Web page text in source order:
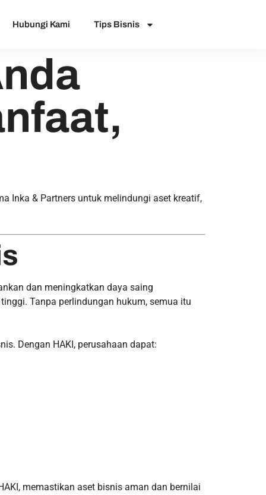
Hubungi Kami Tips Bisnis
Inka & Partners untuk melindungi aset kreatif,
dan meningkatkan daya saing
Tanpa perlindungan hukum, semua itu
Dengan HAKI, perusahaan dapat:
memastikan aset bisnis aman dan bernilai